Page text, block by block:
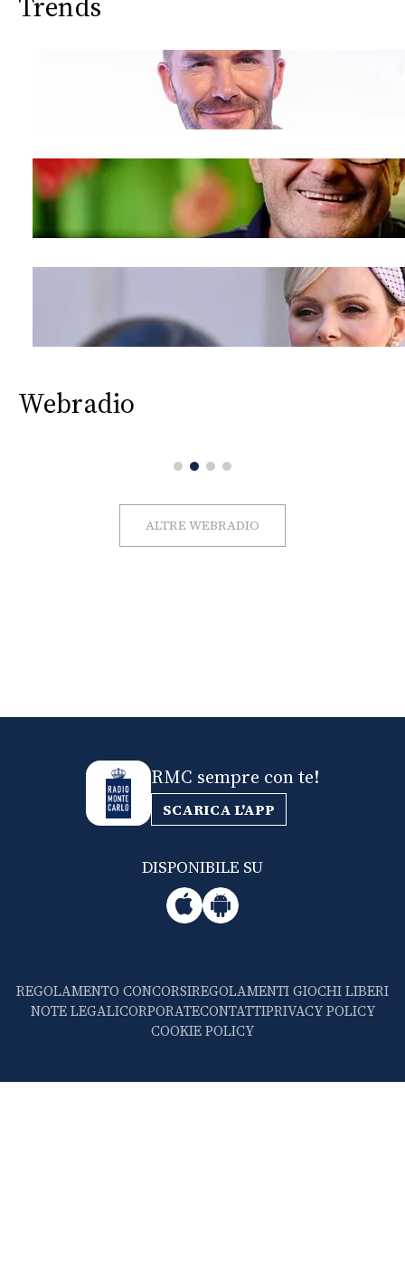
Webradio
ALTRE WEBRADIO
RMC sempre con te!
SCARICA L'APP
DISPONIBILE SU
REGOLAMENTO CONCORSIREGOLAMENTI GIOCHI LIBERI
NOTE LEGALICORPORATECONTATTIPRIVACY POLICY
COOKIE POLICY